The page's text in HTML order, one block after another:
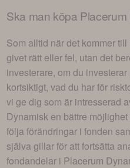
Ska man köpa
Som alltid när det kommer
givet rätt eller fel, utan det
investerare, om du
kortsiktigt, vad du har för
vi ge dig som är intresserad
Dynamisk en bättre
följa förändringar i fonden
själva gillar för att fortsätta
fondandelar i Placerum